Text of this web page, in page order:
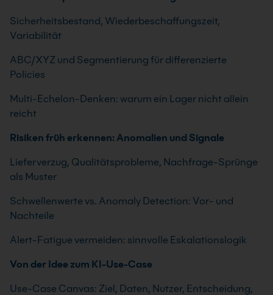
Sicherheitsbestand, Wiederbeschaffungszeit,
Variabilität
ABC/XYZ und Segmentierung für differenzierte
Policies
Multi-Echelon-Denken: warum ein Lager nicht allein
reicht
Risiken früh erkennen: Anomalien und Signale
Lieferverzug, Qualitätsprobleme, Nachfrage-Sprünge
als Muster
Schwellenwerte vs. Anomaly Detection: Vor- und
Nachteile
Alert-Fatigue vermeiden: sinnvolle Eskalationslogik
Von der Idee zum KI-Use-Case
Use-Case Canvas: Ziel, Daten, Nutzer, Entscheidung,